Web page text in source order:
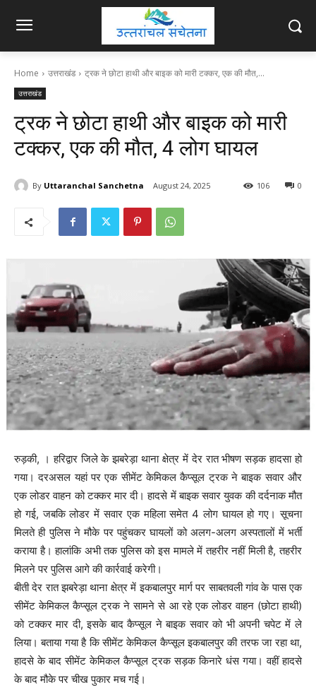
Home उत्तराखंड ट्रक ने छोटा हाथी और बाइक को मारी टक्कर, एक की मौत,...
उत्तराखंड
ट्रक ने छोटा हाथी और बाइक को मारी
टक्कर, एक की मौत, 4 लोग घायल
By Uttaranchal Sanchetna August 24, 2025 0
106
रुड़की, । हरिद्वार जिले के झबरेड़ा थाना क्षेत्र में देर रात भीषण सड़क हादसा हो
गया। दरअसल यहां पर एक सीमेंट केमिकल कैप्सूल ट्रक ने बाइक सवार और
एक लोडर वाहन को टक्कर मार दी। हादसे में बाइक सवार युवक की दर्दनाक मौत
हो गई, जबकि लोडर में सवार एक महिला समेत 4 लोग घायल हो गए। सूचना
मिलते ही पुलिस ने मौके पर पहुंचकर घायलों को अलग-अलग अस्पतालों में भर्ती
कराया है। हालांकि अभी तक पुलिस को इस मामले में तहरीर नहीं मिली है, तहरीर
मिलने पर पुलिस आगे की कार्रवाई करेगी।
बीती देर रात झबरेड़ा थाना क्षेत्र में इकबालपुर मार्ग पर साबतवली गांव के पास एक
सीमेंट केमिकल कैप्सूल ट्रक ने सामने से आ रहे एक लोडर वाहन (छोटा हाथी)
को टक्कर मार दी, इसके बाद कैप्सूल ने बाइक सवार को भी अपनी चपेट में ले
लिया। बताया गया है कि सीमेंट केमिकल कैप्सूल इकबालपुर की तरफ जा रहा था,
हादसे के बाद सीमेंट केमिकल कैप्सूल ट्रक सड़क किनारे धंस गया। वहीं हादसे
के बाद मौके पर चीख पुकार मच गई।